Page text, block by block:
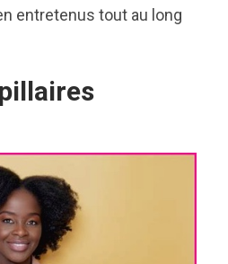
entretenus tout au long